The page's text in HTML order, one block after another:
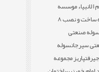
موسسه
پروژه ساخت و نصب 8
صنعتی
سیرجانسوله
پاریز مجموعه